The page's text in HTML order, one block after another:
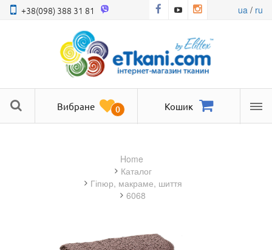
+38(098) 388 31 81 ua/ ru
Вибране 0 Кошик
Home
Каталог
гіпюр, макраме, шиття
6068